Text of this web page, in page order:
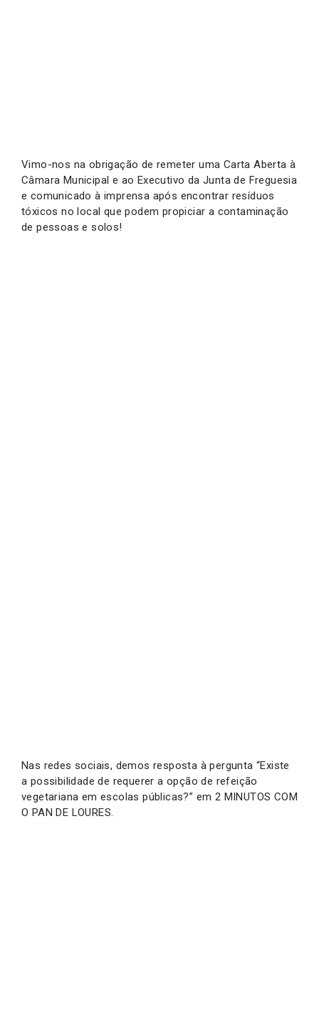
Vimo-nos na obrigação de remeter uma Carta Aberta à
Câmara Municipal e ao Executivo da Junta de Freguesia
e comunicado à imprensa após encontrar resíduos
tóxicos no local que podem propiciar a contaminação
de pessoas e solos!
Nas redes sociais, demos resposta à pergunta “Existe
a possibilidade de requerer a opção de refeição
vegetariana em escolas públicas?” em 2 MINUTOS COM
O PAN DE LOURES.